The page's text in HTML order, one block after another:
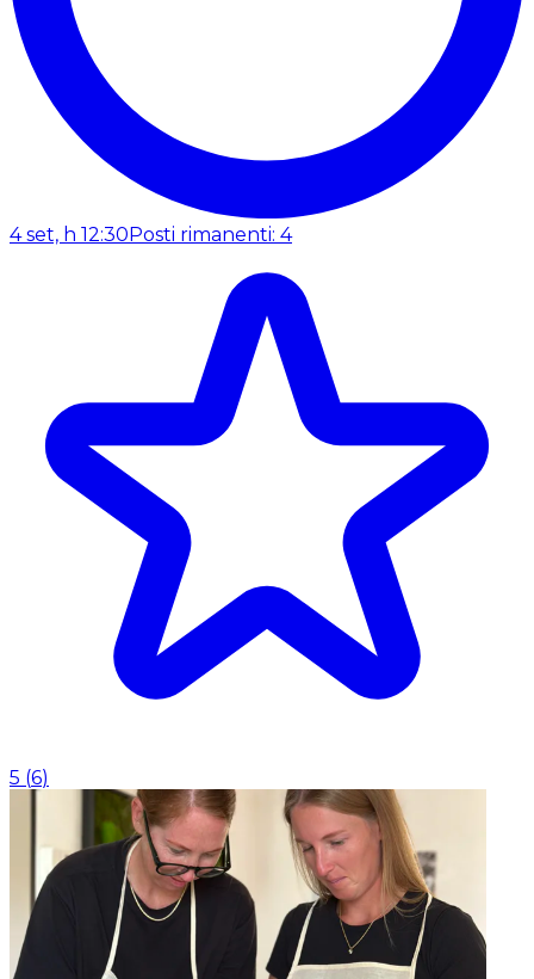
4 set, h 12:30Posti rimanenti: 4
5 (6)